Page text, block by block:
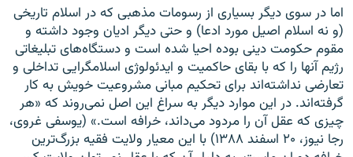
اما در سوی دیگر بسیاری از رسومات مذهبی که در اسلام تاریخی
(و نه اسلام اصیل مورد ادعا) و حتی دیگر ادیان وجود داشته و
مقوم حکومت دینی بوده احیا شده است و دستگاه‌های تبلیغاتی
رژیم آنها را که با بقای حاکمیت و ایدئولوژی اسلامگرایی تداخلی و
تعارضی نداشته‌اند برای تحکیم مبانی مشروعیت خویش به کار
گرفته‌اند. در این موارد دیگر به سراغ این اصل نمی‌روند که «هر
چیزی که عقل آن را مردود می‌داند، خرافه است.» (یوسفی غروی،
رجا نیوز، ۲۰ اسفند ۱۳۸۸) با این معیار ولایت فقیه بزرگ‌ترین